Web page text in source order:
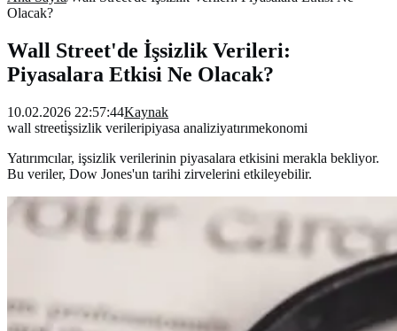
Olacak?
Wall Street'de İşsizlik Verileri:
Piyasalara Etkisi Ne Olacak?
10.02.2026 22:57:44Kaynak
wall streeti̇şsizlik verileripiyasa analiziyatırımekonomi
Yatırımcılar, işsizlik verilerinin piyasalara etkisini merakla bekliyor.
Bu veriler, Dow Jones'un tarihi zirvelerini etkileyebilir.